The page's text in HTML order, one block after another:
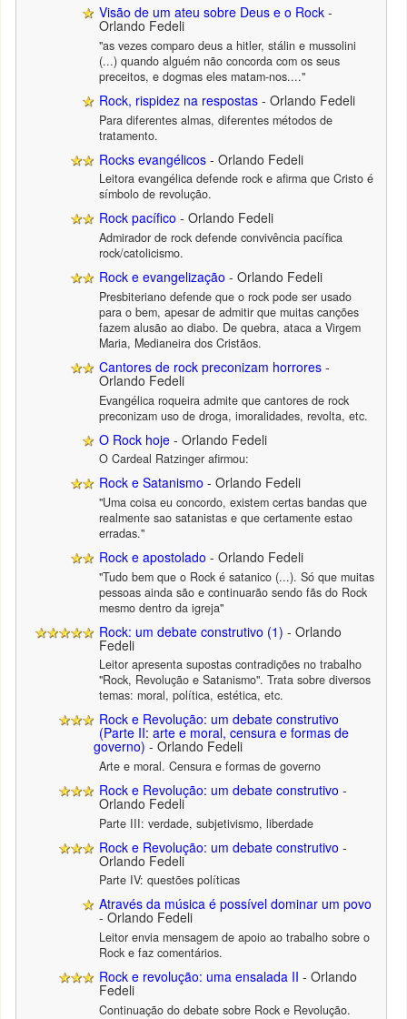
Visão de um ateu sobre Deus e o Rock -
Orlando Fedeli
"as vezes comparo deus a hitler, stálin e mussolini
(...) quando alguém não concorda com os seus
preceitos, e dogmas eles matam-nos...."
Rock, rispidez na respostas - Orlando Fedeli
Para diferentes almas, diferentes métodos de
tratamento.
Rocks evangélicos - Orlando Fedeli
Leitora evangélica defende rock e afirma que Cristo é
símbolo de revolução.
Rock pacífico - Orlando Fedeli
Admirador de rock defende convivência pacífica
rock/catolicismo.
Rock e evangelização - Orlando Fedeli
Presbiteriano defende que o rock pode ser usado
para o bem, apesar de admitir que muitas canções
fazem alusão ao diabo. De quebra, ataca a Virgem
Maria, Medianeira dos Cristãos.
Cantores de rock preconizam horrores -
Orlando Fedeli
Evangélica roqueira admite que cantores de rock
preconizam uso de droga, imoralidades, revolta, etc.
O Rock hoje - Orlando Fedeli
O Cardeal Ratzinger afirmou:
Rock e Satanismo - Orlando Fedeli
"Uma coisa eu concordo, existem certas bandas que
realmente sao satanistas e que certamente estao
erradas."
Rock e apostolado - Orlando Fedeli
"Tudo bem que o Rock é satanico (...). Só que muitas
pessoas ainda são e continuarão sendo fãs do Rock
mesmo dentro da igreja"
Rock: um debate construtivo (1) - Orlando
Fedeli
Leitor apresenta supostas contradições no trabalho
"Rock, Revolução e Satanismo". Trata sobre diversos
temas: moral, política, estética, etc.
Rock e Revolução: um debate construtivo
(Parte II: arte e moral, censura e formas de
governo) - Orlando Fedeli
Arte e moral. Censura e formas de governo
Rock e Revolução: um debate construtivo -
Orlando Fedeli
Parte III: verdade, subjetivismo, liberdade
Rock e Revolução: um debate construtivo -
Orlando Fedeli
Parte IV: questões políticas
Através da música é possível dominar um povo
- Orlando Fedeli
Leitor envia mensagem de apoio ao trabalho sobre o
Rock e faz comentários.
Rock e revolução: uma ensalada II - Orlando
Fedeli
Continuação do debate sobre Rock e Revolução.